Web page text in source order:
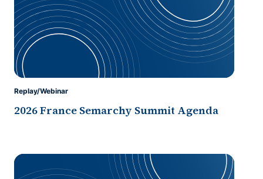
Replay/Webinar
2026 France Semarchy Summit Agenda